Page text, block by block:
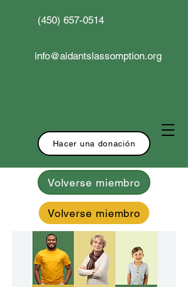
Volverse miembro
Volverse miembro
(450) 657-0514
info@aidantslassomption.org
Hacer una donación